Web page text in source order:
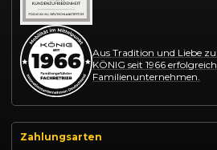
Aus Tradition und Liebe
KÖNIG seit 1966
Familienunternehmen.
Zahlungsarten